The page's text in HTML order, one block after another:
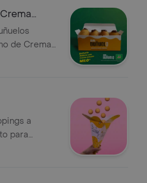
de Crema
a
para